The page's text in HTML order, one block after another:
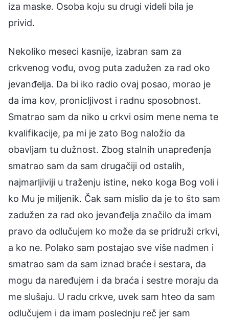
iza maske. Osoba koju su drugi videli bila je
privid.
Nekoliko meseci kasnije, izabran sam za
crkvenog vođu, ovog puta zadužen za rad oko
jevanđelja. Da bi iko radio ovaj posao, morao je
da ima kov, pronicljivost i radnu sposobnost.
Smatrao sam da niko u crkvi osim mene nema te
kvalifikacije, pa mi je zato Bog naložio da
obavljam tu dužnost. Zbog stalnih unapređenja
smatrao sam da sam drugačiji od ostalih,
najmarljiviji u traženju istine, neko koga Bog voli i
ko Mu je miljenik. Čak sam mislio da je to što sam
zadužen za rad oko jevanđelja značilo da imam
pravo da odlučujem ko može da se pridruži crkvi,
a ko ne. Polako sam postajao sve više nadmen i
smatrao sam da sam iznad braće i sestara, da
mogu da naređujem i da braća i sestre moraju da
me slušaju. U radu crkve, uvek sam hteo da sam
odlučujem i da imam poslednju reč jer sam